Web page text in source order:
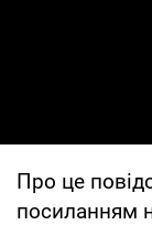
Про це
посиланням